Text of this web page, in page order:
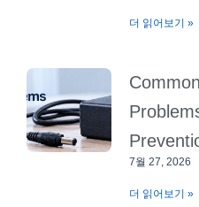
더 읽어보기 »
7월 27, 2026
더 읽어보기 »